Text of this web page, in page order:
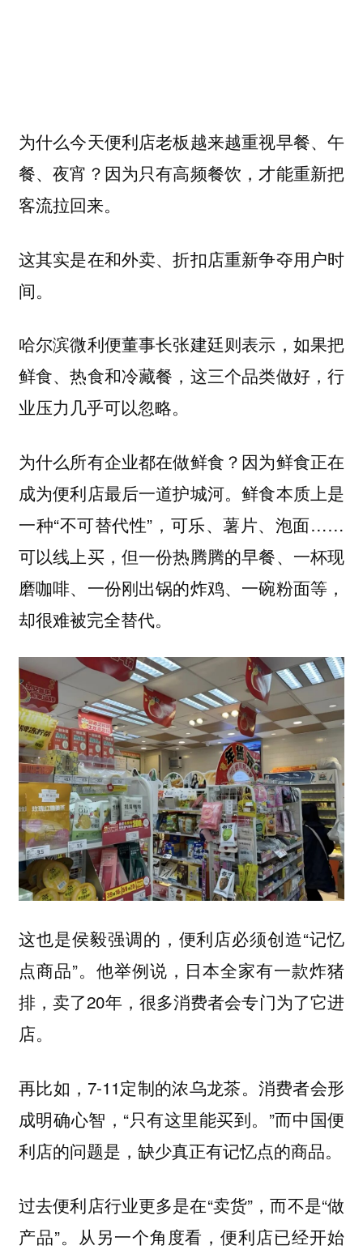
为什么今天便利店老板越来越重视早餐、午
餐、夜宵？因为只有高频餐饮，才能重新把
客流拉回来。
这其实是在和外卖、折扣店重新争夺用户时
间。
哈尔滨微利便董事长张建廷则表示，如果把
鲜食、热食和冷藏餐，这三个品类做好，行
业压力几乎可以忽略。
为什么所有企业都在做鲜食？因为鲜食正在
成为便利店最后一道护城河。鲜食本质上是
一种“不可替代性”，可乐、薯片、泡面……
可以线上买，但一份热腾腾的早餐、一杯现
磨咖啡、一份刚出锅的炸鸡、一碗粉面等，
却很难被完全替代。
这也是侯毅强调的，便利店必须创造“记忆
点商品”。他举例说，日本全家有一款炸猪
排，卖了20年，很多消费者会专门为了它进
店。
再比如，7-11定制的浓乌龙茶。消费者会形
成明确心智，“只有这里能买到。”而中国便
利店的问题是，缺少真正有记忆点的商品。
过去便利店行业更多是在“卖货”，而不是“做
产品”。从另一个角度看，便利店已经开始